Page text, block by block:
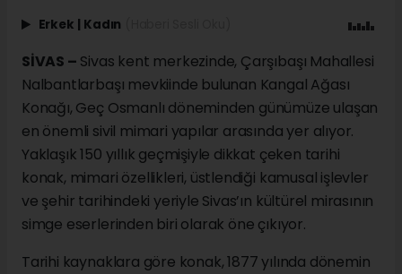
Erkek Kadın
SİVAS – Sivas kent merkezinde, Çarşıbaşı Mahallesi
Nalbantlarbaşı mevkiinde bulunan Kangal Ağası
Konağı, Geç Osmanlı döneminden günümüze ulaşan
en önemli sivil mimari yapılar arasında yer alıyor.
Yaklaşık 150 yıllık geçmişiyle dikkat çeken tarihi
konak, mimari özellikleri, üstlendiği kamusal işlevler
ve şehir tarihindeki yeriyle Sivas’ın kültürel mirasının
simge eserlerinden biri olarak öne çıkıyor.
Tarihi kaynaklara göre konak, 1877 yılında dönemin